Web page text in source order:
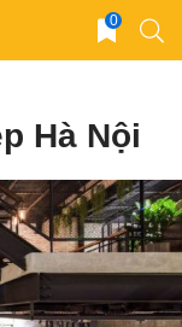
0
Hà Nội